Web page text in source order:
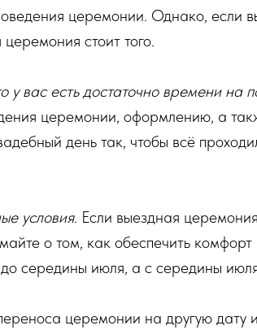
церемонии. Однако, если
стоит того.
у вас есть достаточно времени на
церемонии, оформлению, а
день так, чтобы всё
условия. Если выездная
о том, как обеспечить
середины июля, а с середины
церемонии на другую дату